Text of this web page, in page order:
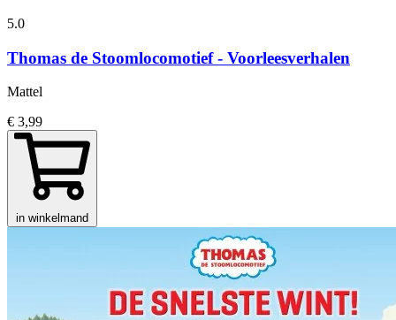
5.0
Thomas de Stoomlocomotief - Voorleesverhalen
Mattel
€ 3,99
in winkelmand